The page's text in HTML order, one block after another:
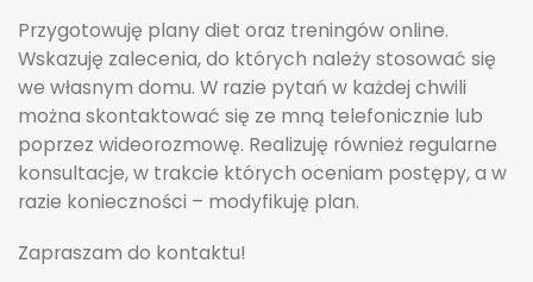
Przygotowuję plany diet oraz treningów online.
Wskazuję zalecenia, do których należy stosować się
we własnym domu. W razie pytań w każdej chwili
można skontaktować się ze mną telefonicznie lub
poprzez wideorozmowę. Realizuję również regularne
konsultacje, w trakcie których oceniam postępy, a w
razie konieczności – modyfikuję plan.
Zapraszam do kontaktu!